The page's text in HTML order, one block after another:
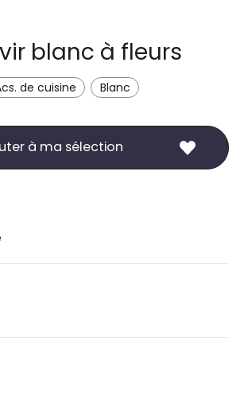
blanc à fleurs
de cuisine Blanc
à ma sélection